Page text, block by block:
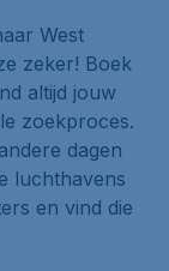
West
zeker! Boek
altijd jouw
zoekproces.
dagen
luchthavens
en vind die